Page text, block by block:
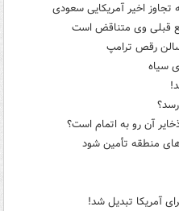
تجاوز اخیر آمریکایی سعودی
قبلی وی متناقض است
رقص ترامپ
سیاه
آن رو به اتمام است؟
منطقه تأمین شود
آمریکا تبدیل شد!